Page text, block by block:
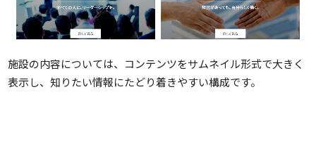
施設の内容については、コンテンツをサムネイル形式で大きく
表示し、知りたい情報にたどり着きやすい構成です。